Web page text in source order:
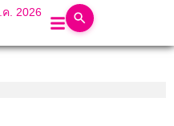
ค. 2026